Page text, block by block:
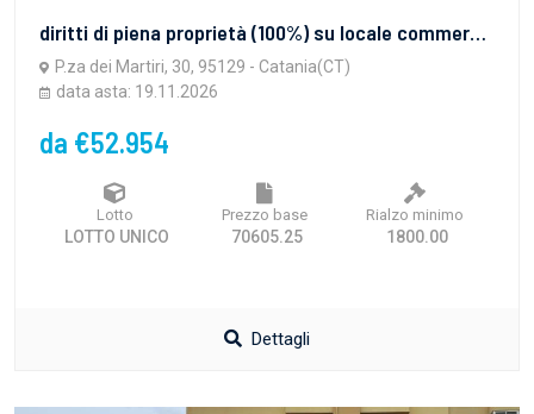
diritti di piena proprietà (100%) su locale commerciale, già adibito a macelleria, composto da due botteghe catastalmente indipendenti ma di fatto collegate internamente, ubicate al piano terra del fabbricato condominiale in Catania, di cui l'una con ingresso da piazza dei Martiri, 30 (area vendita mq 24 circa, e retrobottega mq. 12 circa), e l'altra con ingresso da via Cola Pesce, 1 e 5 (area lavorazione mq 16 circa, retrobottega mq. 8 circa, e servizio igienico di complessivi mq. 3 circa)
P.za dei Martiri, 30, 95129 - Catania(CT)
data asta: 19.11.2026
da €52.954
Lotto
LOTTO UNICO
Prezzo base
70605.25
Rialzo minimo
1800.00
Dettagli